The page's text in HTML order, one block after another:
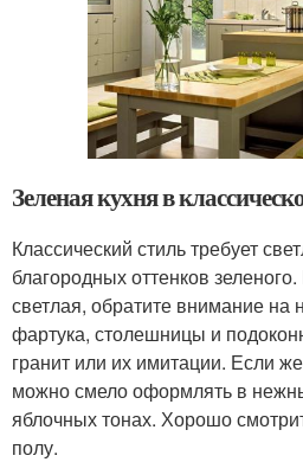
Зеленая кухня в
Классический стиль требует
благородных оттенков
светлая, обратите внимание на
фартука, столешницы и
гранит или их имитации. Если
можно смело оформлять в
яблочных тонах. Хорошо
полу.